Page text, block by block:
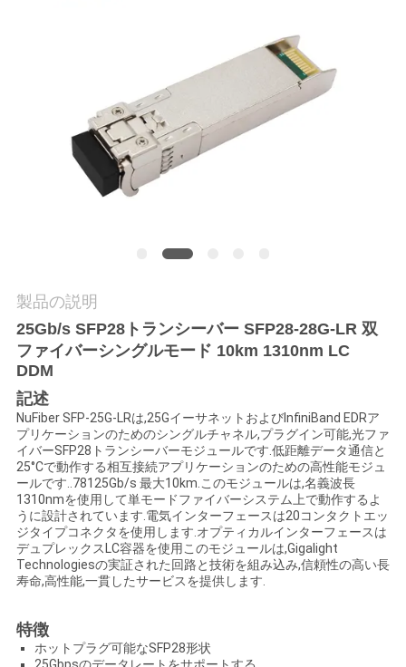
連
絡
し
な
さ
い
ニ
ュ
ー
ス
製品の説明
25Gb/s SFP28トランシーバー SFP28-28G-LR 双
ファイバーシングルモード 10km 1310nm LC
DDM
記述
NuFiber SFP-25G-LRは,25GイーサネットおよびInfiniBand EDRア
プリケーションのためのシングルチャネル,プラグイン可能,光ファ
イバーSFP28トランシーバーモジュールです.低距離データ通信と
25°Cで動作する相互接続アプリケーションのための高性能モジュ
ールです..78125Gb/s 最大10km.このモジュールは,名義波長
1310nmを使用して単モードファイバーシステム上で動作するよ
うに設計されています.電気インターフェースは20コンタクトエッ
ジタイプコネクタを使用します.オプティカルインターフェースは
デュプレックスLC容器を使用このモジュールは,Gigalight
Technologiesの実証された回路と技術を組み込み,信頼性の高い長
寿命,高性能,一貫したサービスを提供します.
特徴
ホットプラグ可能なSFP28形状